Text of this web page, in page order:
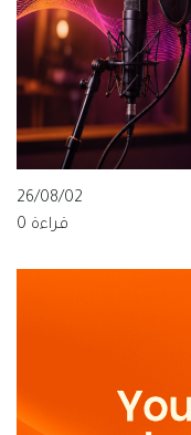
26/08/02
قراءة 0